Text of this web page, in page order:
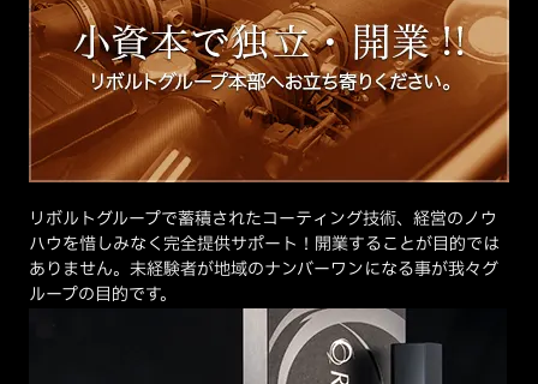
リボルトグループで蓄積されたコーティング技術、経営のノウ
ハウを惜しみなく完全提供サポート！開業することが目的では
ありません。未経験者が地域のナンバーワンになる事が我々グ
ループの目的です。